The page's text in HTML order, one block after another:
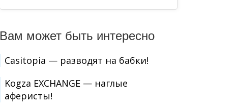
Вам может быть интересно
Casitopia — разводят на бабки!
Kogza EXCHANGE — наглые
аферисты!